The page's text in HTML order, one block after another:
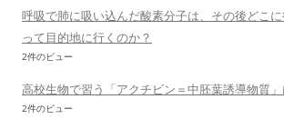
呼吸で肺に吸い込んだ酸素分子は、その後どこ
って目的地に行くのか？
2件のビュー
高校生物で習う「アクチビン＝中胚葉誘導物質
2件のビュー